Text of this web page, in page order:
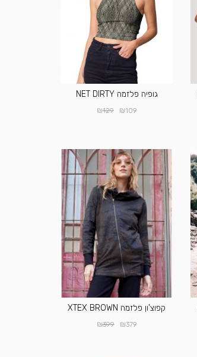
גופיה פלזמה NET DIRTY
₪109
₪129
קפוצ'ון פלזמה XTEX BROWN
₪379
₪399